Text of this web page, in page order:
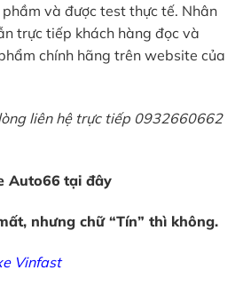
và được test thực tế. Nhân
trực tiếp khách hàng đọc và
chính hãng trên website của
liên hệ trực tiếp 0932660662
Auto66 tại đây
nhưng chữ “Tín” thì không.
Vinfast